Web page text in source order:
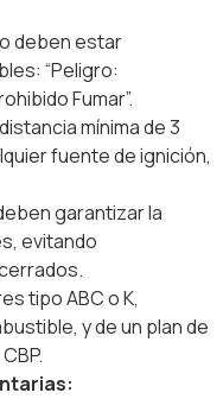
deben estar
“Peligro:
Fumar”.
mínima de 3
fuente de ignición,
garantizar la
evitando
tipo ABC o K,
y de un plan de